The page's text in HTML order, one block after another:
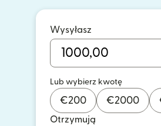
Wysyłasz
Lub wybierz kwotę
€200 €2000
Otrzymują